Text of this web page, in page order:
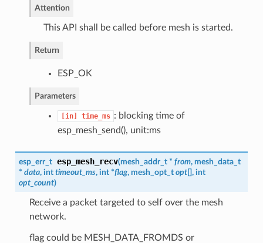
Attention
This API shall be called before mesh is started.
Return
ESP_OK
Parameters
[in] time_ms : blocking time of
esp_mesh_send(), unit:ms
esp_err_t esp_mesh_recv(mesh_addr_t* from, mesh_data_t
* data, int timeout_ms, int *flag, mesh_opt_t opt[], int
opt_count)
Receive a packet targeted to self over the mesh
network.
flag could be MESH_DATA_FROMDS or